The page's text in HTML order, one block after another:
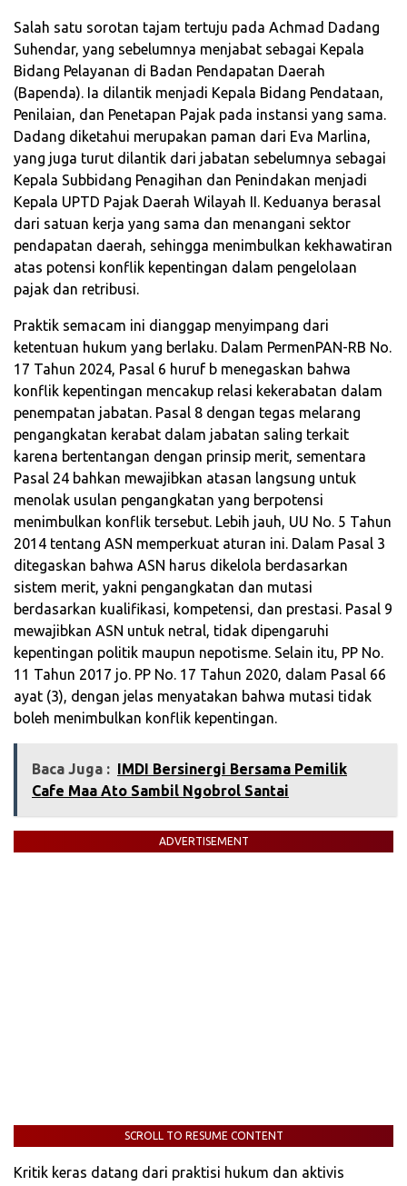
Salah satu sorotan tajam tertuju pada Achmad Dadang
Suhendar, yang sebelumnya menjabat sebagai Kepala
Bidang Pelayanan di Badan Pendapatan Daerah
(Bapenda). Ia dilantik menjadi Kepala Bidang Pendataan,
Penilaian, dan Penetapan Pajak pada instansi yang sama.
Dadang diketahui merupakan paman dari Eva Marlina,
yang juga turut dilantik dari jabatan sebelumnya sebagai
Kepala Subbidang Penagihan dan Penindakan menjadi
Kepala UPTD Pajak Daerah Wilayah II. Keduanya berasal
dari satuan kerja yang sama dan menangani sektor
pendapatan daerah, sehingga menimbulkan kekhawatiran
atas potensi konflik kepentingan dalam pengelolaan
pajak dan retribusi.
Praktik semacam ini dianggap menyimpang dari
ketentuan hukum yang berlaku. Dalam PermenPAN-RB No.
17 Tahun 2024, Pasal 6 huruf b menegaskan bahwa
konflik kepentingan mencakup relasi kekerabatan dalam
penempatan jabatan. Pasal 8 dengan tegas melarang
pengangkatan kerabat dalam jabatan saling terkait
karena bertentangan dengan prinsip merit, sementara
Pasal 24 bahkan mewajibkan atasan langsung untuk
menolak usulan pengangkatan yang berpotensi
menimbulkan konflik tersebut. Lebih jauh, UU No. 5 Tahun
2014 tentang ASN memperkuat aturan ini. Dalam Pasal 3
ditegaskan bahwa ASN harus dikelola berdasarkan
sistem merit, yakni pengangkatan dan mutasi
berdasarkan kualifikasi, kompetensi, dan prestasi. Pasal 9
mewajibkan ASN untuk netral, tidak dipengaruhi
kepentingan politik maupun nepotisme. Selain itu, PP No.
11 Tahun 2017 jo. PP No. 17 Tahun 2020, dalam Pasal 66
ayat (3), dengan jelas menyatakan bahwa mutasi tidak
boleh menimbulkan konflik kepentingan.
Baca Juga : IMDI Bersinergi Bersama Pemilik
Cafe Maa Ato Sambil Ngobrol Santai
ADVERTISEMENT
SCROLL TO RESUME CONTENT
Kritik keras datang dari praktisi hukum dan aktivis